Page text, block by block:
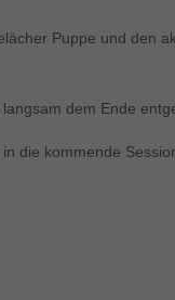
Puppe und den
dem Ende
die kommende